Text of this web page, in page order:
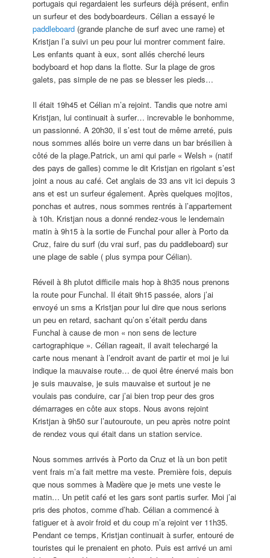
portugais qui regardaient les surfeurs déjà présent, enfin
un surfeur et des bodyboardeurs. Célian a essayé le
paddleboard (grande planche de surf avec une rame) et
Kristjan l’a suivi un peu pour lui montrer comment faire.
Les enfants quant à eux, sont allés cherché leurs
bodyboard et hop dans la flotte. Sur la plage de gros
galets, pas simple de ne pas se blesser les pieds…
Il était 19h45 et Célian m’a rejoint. Tandis que notre ami
Kristjan, lui continuait à surfer… increvable le bonhomme,
un passionné. A 20h30, il s’est tout de même arreté, puis
nous sommes allés boire un verre dans un bar brésilien à
côté de la plage.Patrick, un ami qui parle « Welsh » (natif
des pays de galles) comme le dit Kristjan en rigolant s’est
joint a nous au café. Cet anglais de 33 ans vit ici depuis 3
ans et est un surfeur également. Après quelques mojitos,
ponchas et autres, nous sommes rentrés à l’appartement
à 10h. Kristjan nous a donné rendez-vous le lendemain
matin à 9h15 à la sortie de Funchal pour aller à Porto da
Cruz, faire du surf (du vrai surf, pas du paddleboard) sur
une plage de sable ( plus sympa pour Célian).
Réveil à 8h plutot difficile mais hop à 8h35 nous prenons
la route pour Funchal. Il était 9h15 passée, alors j’ai
envoyé un sms a Kristjan pour lui dire que nous serions
un peu en retard, sachant qu’on s’était perdu dans
Funchal à cause de mon « non sens de lecture
cartographique ». Célian rageait, il avait telechargé la
carte nous menant à l’endroit avant de partir et moi je lui
indique la mauvaise route… de quoi être énervé mais bon
je suis mauvaise, je suis mauvaise et surtout je ne
voulais pas conduire, car j’ai bien trop peur des gros
démarrages en côte aux stops. Nous avons rejoint
Kristjan à 9h50 sur l’autouroute, un peu après notre point
de rendez vous qui était dans un station service.
Nous sommes arrivés à Porto da Cruz et là un bon petit
vent frais m’a fait mettre ma veste. Première fois, depuis
que nous sommes à Madère que je mets une veste le
matin… Un petit café et les gars sont partis surfer. Moi j’ai
pris des photos, comme d’hab. Célian a commencé à
fatiguer et à avoir froid et du coup m’a rejoint ver 11h35.
Pendant ce temps, Kristjan continuait à surfer, entouré de
touristes qui le prenaient en photo. Puis est arrivé un ami